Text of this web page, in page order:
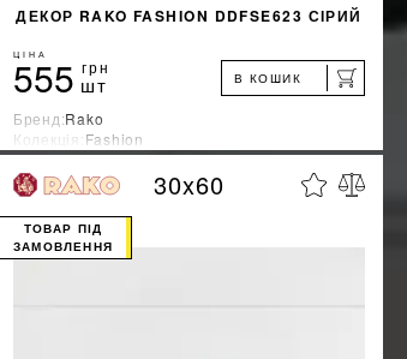
ДЕКОР RAKO FASHION DDFSE623 СІРИЙ
ЦІНА
555 грн
шт В КОШИК
Бренд:Rako
Колекція:Fashion
Країна-виробник:Чехия
ДІЗНАТИСЯ ЗНИЖКУ %
30x60
ТОВАР ПІД
ЗАМОВЛЕННЯ